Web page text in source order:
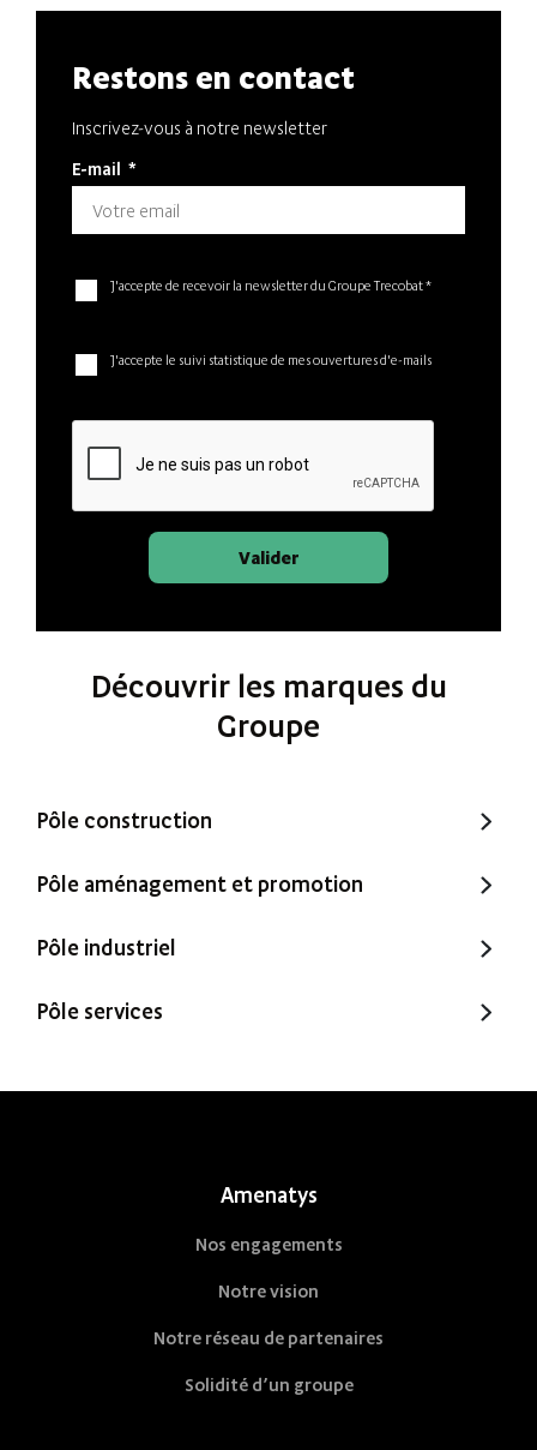
Restons en contact
Inscrivez-vous à notre newsletter
E-mail *
J'accepte de recevoir la newsletter du Groupe Trecobat *
J'accepte le suivi statistique de mes ouvertures d'e-mails
Valider
Découvrir les marques du
Groupe
Pôle construction
Trecobat
Extenbois
Mureno
Pôle aménagement et promotion
Amenatys
Office Santé – Marque partenaire
Pôle industriel
Murébois
Pôle services
Amenatys
Nos engagements
Notre vision
Notre réseau de partenaires
Solidité d’un groupe